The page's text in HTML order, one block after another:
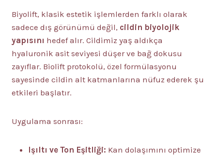
Biyolift, klasik estetik işlemlerden farklı olarak
sadece dış görünümü değil, cildin biyolojik
yapısını hedef alır. Cildimiz yaş aldıkça
hyaluronik asit seviyesi düşer ve bağ dokusu
zayıflar. Biolift protokolü, özel formülasyonu
sayesinde cildin alt katmanlarına nüfuz ederek şu
etkileri başlatır.
Uygulama sonrası:
Işıltı ve Ton Eşitliği: Kan dolaşımını optimize